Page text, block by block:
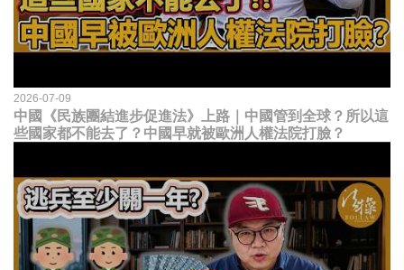
2026-07-09
中國《民族團結進步促進法》上路｜中國管到全球？所以這
些國家都不能去了？中國早就被歐洲人權法院打臉？